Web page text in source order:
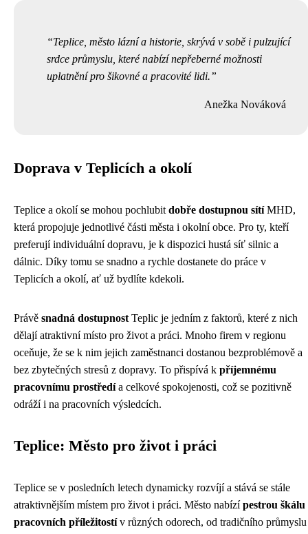
Teplice, město lázní a historie, skrývá v sobě i pulzující
srdce průmyslu, které nabízí nepřeberné možnosti
uplatnění pro šikovné a pracovité lidi.
Anežka Nováková
Doprava v Teplicích a okolí
Teplice a okolí se mohou pochlubit dobře dostupnou sítíMHD,
která propojuje jednotlivé části města i okolní obce. Pro ty, kteří
preferují individuální dopravu, je k dispozici hustá síť silnic a
dálnic. Díky tomu se snadno a rychle dostanete do práce v
Teplicích a okolí, ať už bydlíte kdekoli.
Právě snadná dostupnost Teplic je jedním z faktorů, které z nich
dělají atraktivní místo pro život a práci. Mnoho firem v regionu
oceňuje, že se k nim jejich zaměstnanci dostanou bezproblémově a
bez zbytečných stresů z dopravy. To přispívá k příjemnému
pracovnímu prostředía celkové spokojenosti, což se pozitivně
odráží i na pracovních výsledcích.
Teplice: Město pro život i práci
Teplice se v posledních letech dynamicky rozvíjí a stává se stále
atraktivnějším místem pro život i práci. Město nabízípestrou škálu
pracovních příležitostív různých odorech, od tradičního průmyslu